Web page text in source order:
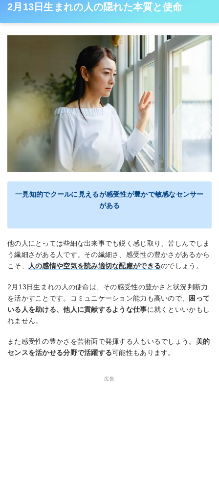
2月13日生まれの人の隠れた本質と使命
一見知的でクールに見えるが感受性が豊かで敏感なセンサー
がある
他の人にとっては些細な出来事でも鋭く感じ取り、苦しんでしま
う繊細さがある人です。その繊細さ、感受性の豊かさがあるから
こそ、
人の感情や空気を読み適切な配慮ができるのでしょう。
2月13日生まれの人の使命は、その感受性の豊かさと状況判断力
を活かすことです。コミュニケーション能力も高いので、
困って
いる人を助ける、他人に貢献するような仕事に就くといいかもし
れません。
また感受性の豊かさを芸術面で発揮する人もいるでしょう。 美的
センスを活かせる分野で活躍する可能性もあります。
広告